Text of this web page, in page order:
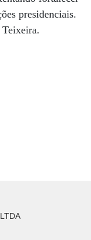
presidenciais.
Teixeira.